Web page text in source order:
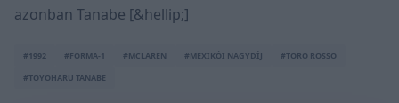
azonban Tanabe [&hellip;]
#1992 #FORMA-1 #MCLAREN #MEXIKÓI NAGYDÍJ
#TORO ROSSO
#TOYOHARU TANABE